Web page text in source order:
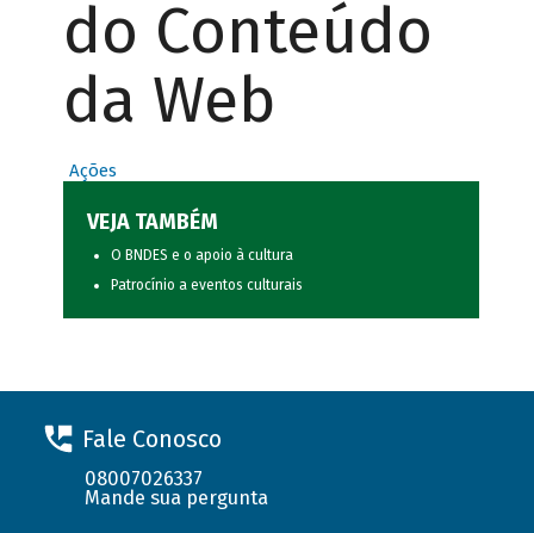
do Conteúdo
da Web
Ações
VEJA TAMBÉM
O BNDES e o apoio à cultura
Patrocínio a eventos culturais
Fale Conosco
08007026337
Mande sua pergunta